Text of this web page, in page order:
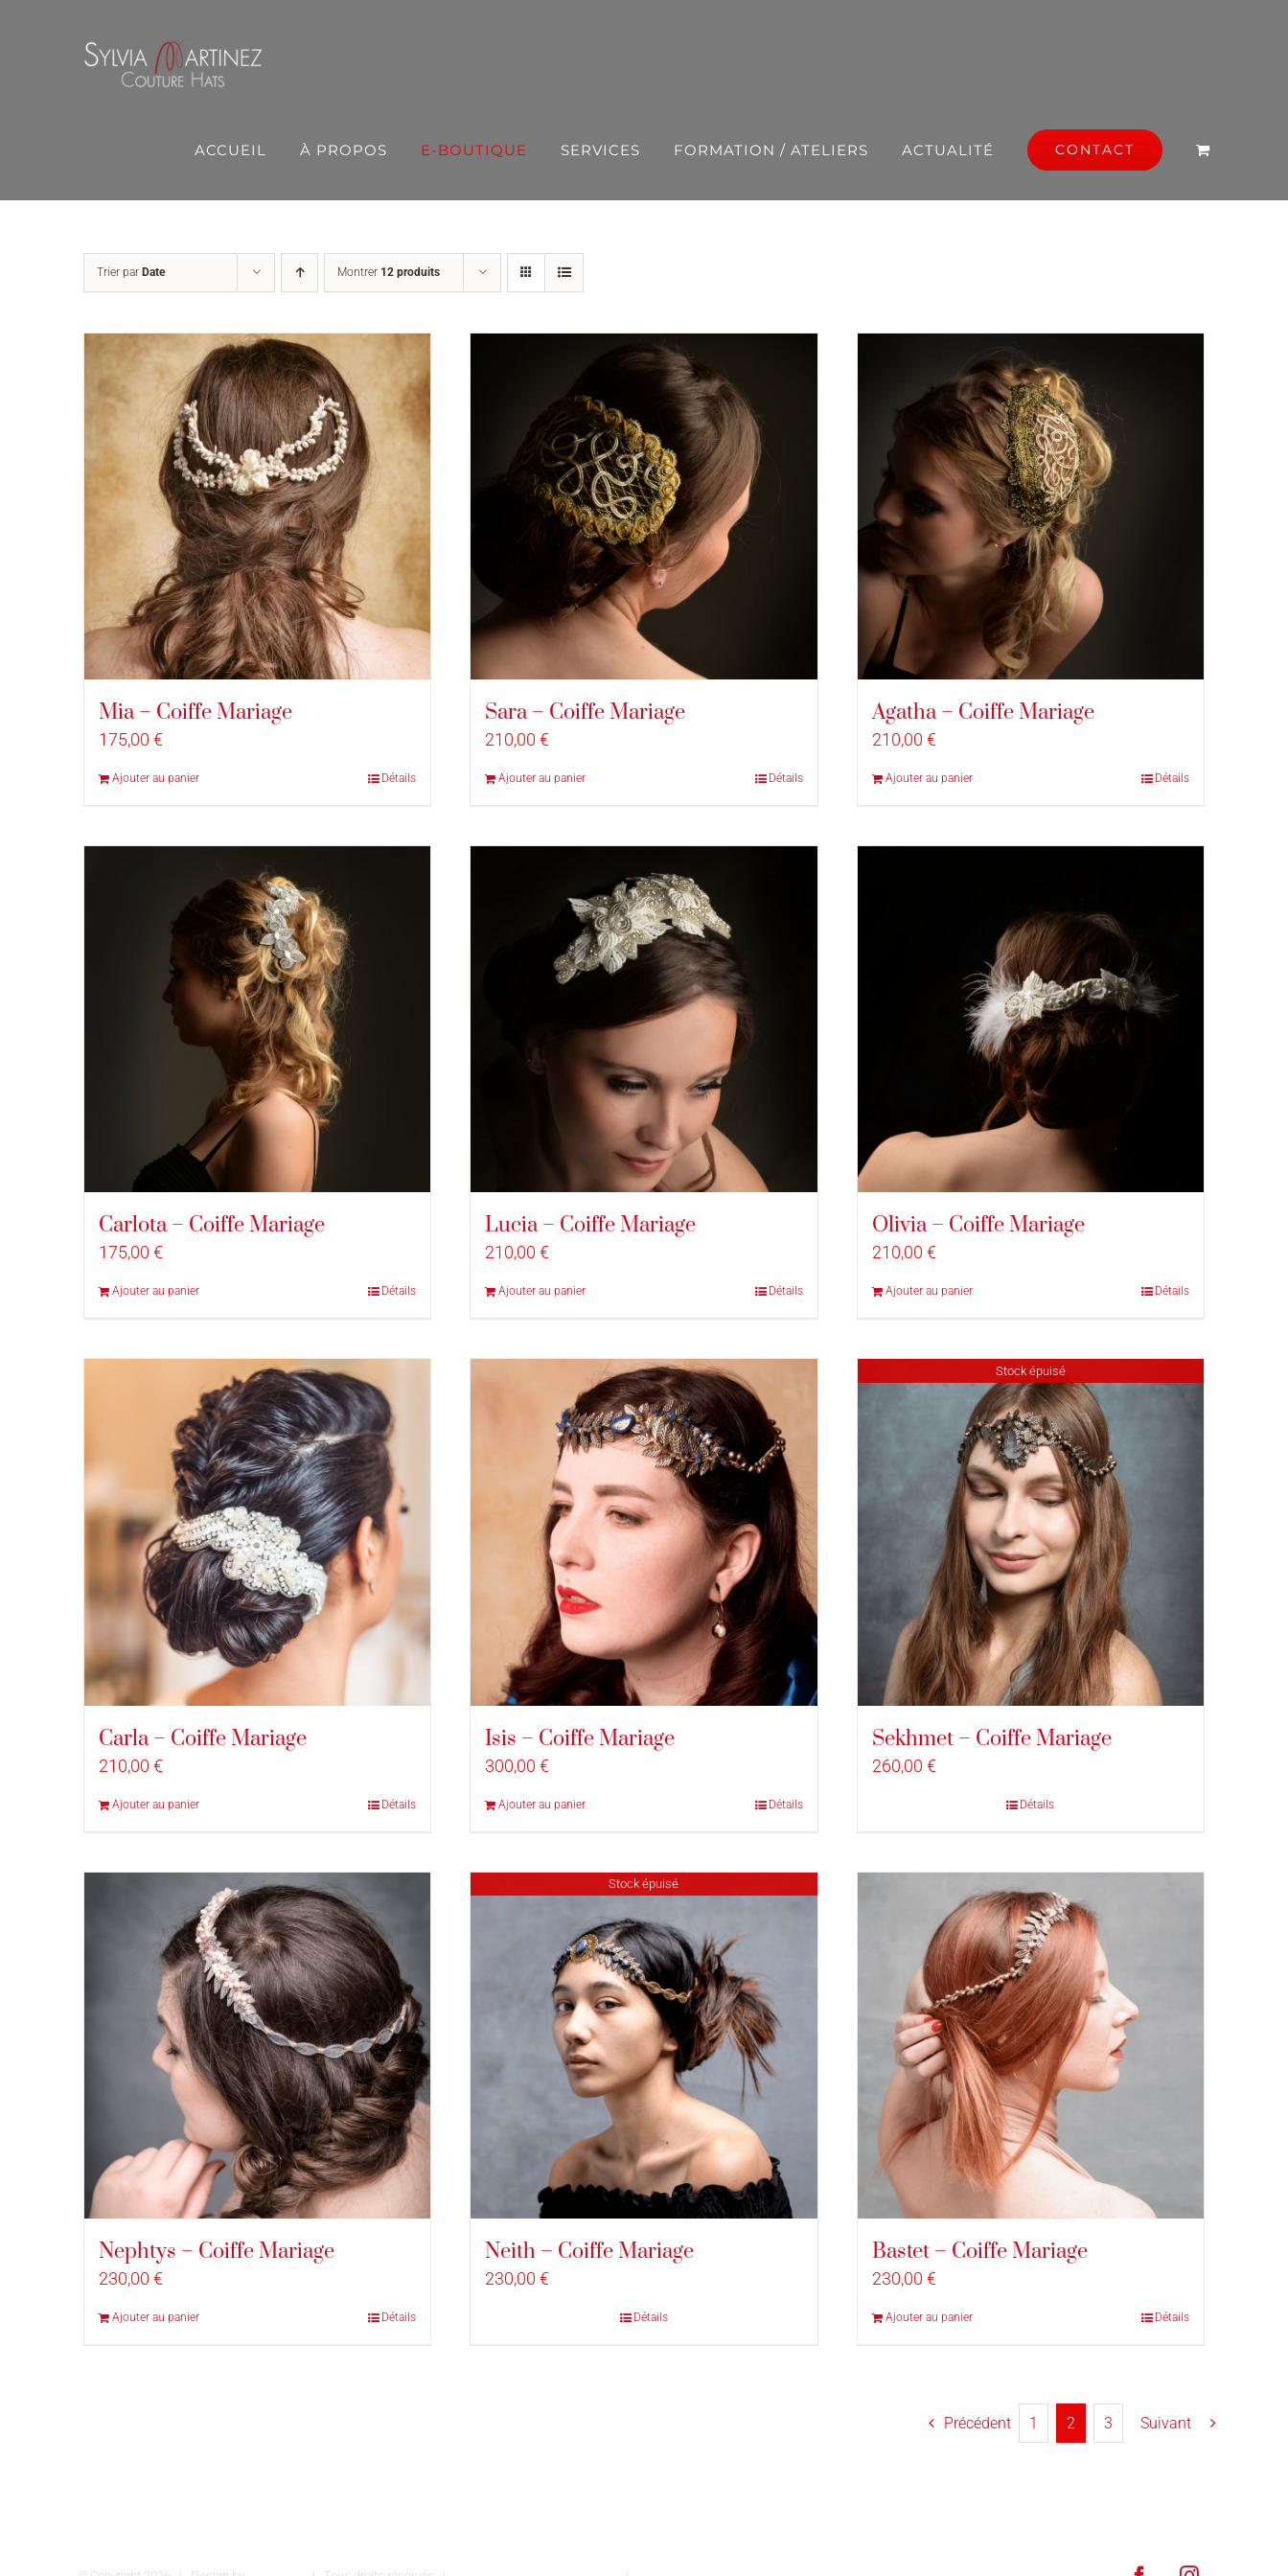
ACCUEIL À PROPOS E-BOUTIQUE SERVICES FORMATION / ATELIERS ACTUALITÉ CONTACT
Trier par Date Montrer 12 produits
Mia – Coiffe Mariage
175,00 €
Ajouter au panier Détails
Sara – Coiffe Mariage
210,00€
Ajouter au panier Détails
Agatha – Coiffe Mariage
210,00 €
Ajouter au panier Détails
Carlota – Coiffe Mariage
175,00 €
Ajouter au panier Détails
Lucia – Coiffe Mariage
210,00€
Ajouter au panier Détails
Olivia – Coiffe Mariage
210,00 €
Ajouter au panier Détails
Carla – Coiffe Mariage
210,00 €
Ajouter au panier Détails
Isis – Coiffe Mariage
300,00€
Ajouter au panier Détails
Stock épuisé
Sekhmet – Coiffe Mariage
260,00 €
Détails
Nephtys – Coiffe Mariage
230,00 €
Ajouter au panier Détails
Stock épuisé
Neith – Coiffe Mariage
230,00€
Détails
Bastet – Coiffe Mariage
230,00 €
Ajouter au panier Détails
Précédent 1 2 3 Suivant